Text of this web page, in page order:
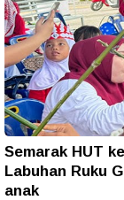
Semarak HUT
Labuhan Ruku
anak